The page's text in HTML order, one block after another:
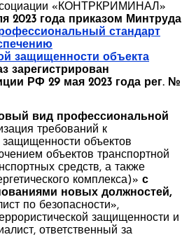
«КОНТРКРИМИНАЛ»
2023 года приказом Минтруда
стандарт
защищенности объекта
зарегистрирован
РФ 29 мая 2023 года рег. №
вид профессиональной
требований к
защищенности объектов
объектов транспортной
средств, а также
комплекса)» с
новых должностей,
по безопасности»,
защищенности и
ответственный за